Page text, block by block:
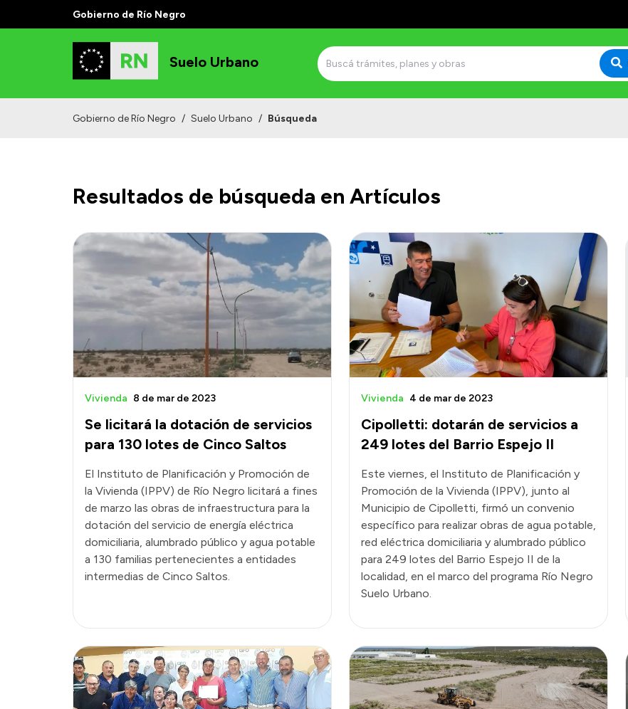
Gobierno de Río Negro
Suelo Urbano
Gobierno de Río Negro / Suelo Urbano / Búsqueda
Resultados de búsqueda en Artículos
Se licitará la dotación de servicios
para 130 lotes de Cinco Saltos
Vivienda 8 de mar de 2023
El Instituto de Planificación y Promoción de
la Vivienda (IPPV) de Río Negro licitará a fines
de marzo las obras de infraestructura para la
dotación del servicio de energía eléctrica
domiciliaria, alumbrado público y agua potable
a 130 familias pertenecientes a entidades
intermedias de Cinco Saltos.
Cipolletti: dotarán de servicios a
249 lotes del Barrio Espejo II
Vivienda 4 de mar de 2023
Este viernes, el Instituto de Planificación y
Promoción de la Vivienda (IPPV), junto al
Municipio de Cipolletti, firmó un convenio
específico para realizar obras de agua potable,
red eléctrica domiciliaria y alumbrado público
para 249 lotes del Barrio Espejo II de la
localidad, en el marco del programa Río Negro
Suelo Urbano.